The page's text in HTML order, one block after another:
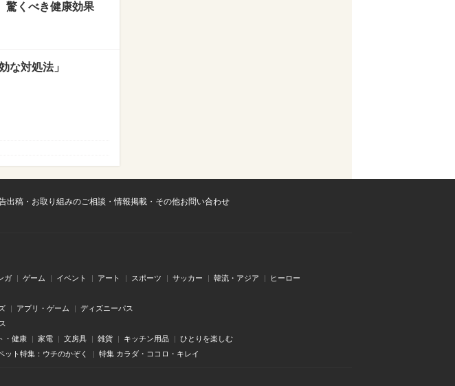
驚くべき健康効果
な対処法」
出稿・お取り組みのご相談・情報掲載・その他お問い合わせ
ガ ゲーム イベント アート スポーツ サッカー 韓流・アジア ヒーロー
アプリ・ゲーム ディズニーパス
・健康 家電 文房具 雑貨 キッチン用品 ひとりを楽しむ
ット特集：ウチのかぞく 特集 カラダ・ココロ・キレイ